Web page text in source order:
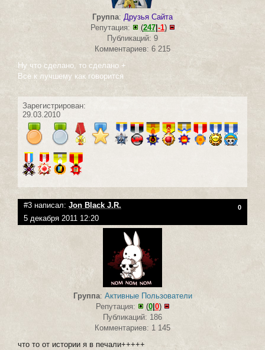
Группа: Друзья Сайта
Репутация:
(247| -1)
Публикаций: 9
Комментариев: 6 215
Ну что сделано, то сделано +
Все к лучшему как говорится
Зарегистрирован:
29.03.2010
#3 написал: Jon Black J.R. 0
5 декабря 2011 12:20
Группа: Активные Пользователи
Репутация:
(0| 0)
Публикаций: 186
Комментариев: 1 145
что то от истории я в печали+++++